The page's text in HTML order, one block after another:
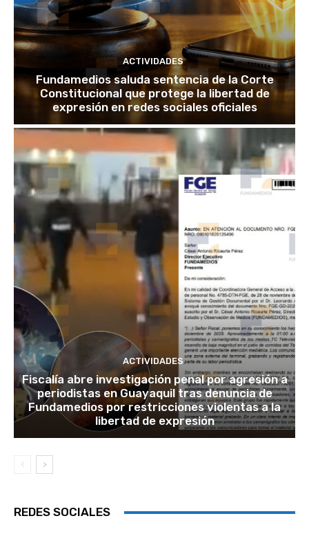
ACTIVIDADES
Fundamedios saluda sentencia de la Corte
Constitucional que protege la libertad de
expresión en redes sociales oficiales
ACTIVIDADES
Fiscalía abre investigación penal por agresión a
periodistas en Guayaquil tras denuncia de
Fundamedios por restricciones violentas a la
libertad de expresión
REDES SOCIALES